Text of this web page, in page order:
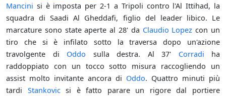
Mancini si è imposta per 2-1 a Tripoli contro l'Al Ittihad, la
squadra di Saadi Al Gheddafi, figlio del leader libico. Le
marcature sono state aperte al 28' da Claudio Lopez con un
tiro che si è infilato sotto la traversa dopo un'azione
travolgente di Oddo sulla destra. Al 37' Corradi ha
raddoppiato con un tocco sotto misura raccogliendo un
assist molto invitante ancora di Oddo. Quattro minuti più
tardi Stankovicsi è fatto parare un rigore dal portiere